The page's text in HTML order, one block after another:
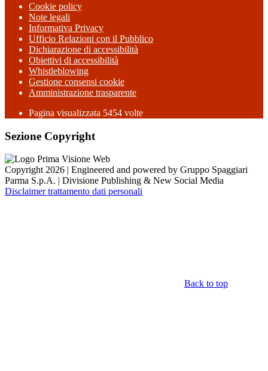
Cookie policy
Note legali
Informativa Privacy
Ufficio Relazioni con il Pubblico
Dichiarazione di accessibilità
Obiettivi di accessibilità
Whistleblowing
Gestione consensi cookie
Amministrazione trasparente
Pagina visualizzata 5454 volte
Sezione Copyright
Copyright 2026 | Engineered and powered by Gruppo Spaggiari
Parma S.p.A. | Divisione Publishing & New Social Media
Disclaimer trattamento dati personali
Back to top